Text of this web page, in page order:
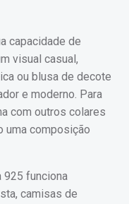
capacidade de
visual casual,
ou blusa de decote
e moderno. Para
com outros colares
uma composição
925 funciona
camisas de